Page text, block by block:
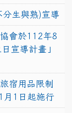
分生與熟)宣導
會於112年8
宣導計畫」
宿用品限制
月1日起施行